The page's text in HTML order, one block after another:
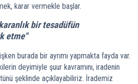
karar vermekle başlar.
bir tesadüfün
etme"
burada bir ayrımı yapmakta fayda var.
deyimiyle şuur kavramını, iradenin
şeklinde açıklayabiliriz. İrademiz